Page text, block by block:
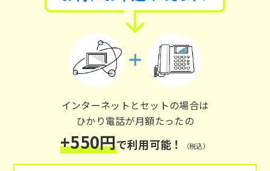
インターネットとセットの場合は
ひかり電話が月額たったの
+550円で利用可能！ （税込）